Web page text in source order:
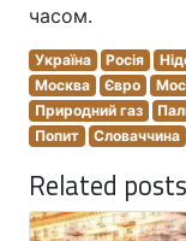
часом.
Україна Росія
Москва
Євро
Природний газ
Попит
Словаччина
Related posts